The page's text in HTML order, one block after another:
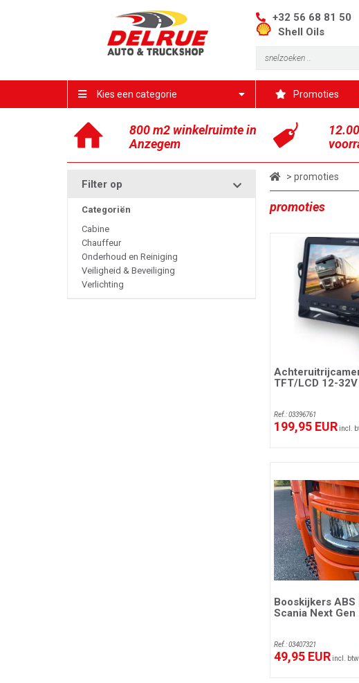
+32 56 68 81 50
Shell Oils
Kies een categorie Promoties
800 m2 winkelruimte in
Anzegem
Filter op
Categoriën
Cabine
Chauffeur
Onderhoud en Reiniging
Veiligheid & Beveiliging
Verlichting
> promoties
promoties
TFT/LCD 12-
Ref.: 03396761
199,95 EURincl.
Booskijkers
Scania Next Gen
Ref.: 03407321
49,95 EURincl. btw